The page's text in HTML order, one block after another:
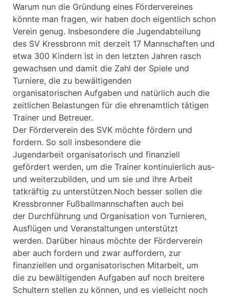
Warum nun die Gründung eines Fördervereines
könnte man fragen, wir haben doch eigentlich schon
Verein genug. Insbesondere die Jugendabteilung
des SV Kressbronn mit derzeit 17 Mannschaften und
etwa 300 Kindern ist in den letzten Jahren rasch
gewachsen und damit die Zahl der Spiele und
Turniere, die zu bewältigenden
organisatorischen Aufgaben und natürlich auch die
zeitlichen Belastungen für die ehrenamtlich tätigen
Trainer und Betreuer.
Der Förderverein des SVK möchte fördern und
fordern. So soll insbesondere die
Jugendarbeit organisatorisch und finanziell
gefördert werden, um die Trainer kontinuierlich aus-
und weiterzubilden, und um sie und ihre Arbeit
tatkräftig zu unterstützen.Noch besser sollen die
Kressbronner Fußballmannschaften auch bei
der Durchführung und Organisation von Turnieren,
Ausflügen und Veranstaltungen unterstützt
werden. Darüber hinaus möchte der Förderverein
aber auch fordern und zwar auffordern, zur
finanziellen und organisatorischen Mitarbeit, um
die zu bewältigenden Aufgaben auf noch breitere
Schultern stellen zu können, und es vielleicht noch